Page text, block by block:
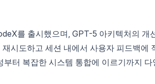
를 출시했으며, GPT-5 아키텍처의 개
시도하고 세션 내에서 사용자 피드백에
터 복잡한 시스템 통합에 이르기까지